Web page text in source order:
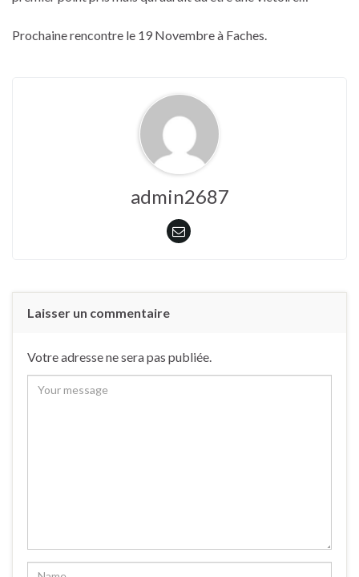
Prochaine rencontre le 19 Novembre à Faches.
admin2687
Laisser un commentaire
Votre adresse ne sera pas publiée.